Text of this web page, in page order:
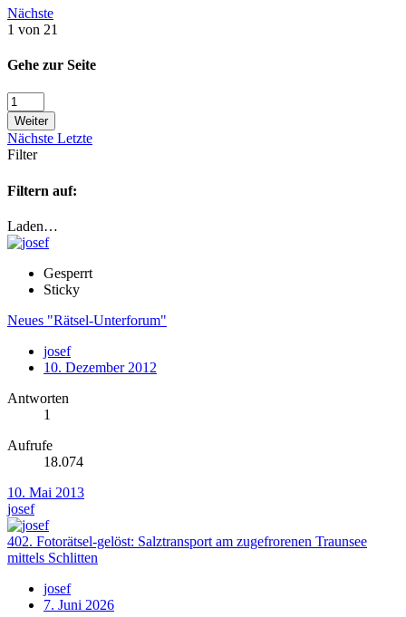
Nächste
1 von 21
Gehe zur Seite
Weiter
Nächste Letzte
Filter
Filtern auf:
Laden…
Gesperrt
Sticky
Neues "Rätsel-Unterforum"
josef
10. Dezember 2012
Antworten
1
Aufrufe
18.074
10. Mai 2013
josef
402. Fotorätsel-gelöst: Salztransport am zugefrorenen Traunsee
mittels Schlitten
josef
7. Juni 2026